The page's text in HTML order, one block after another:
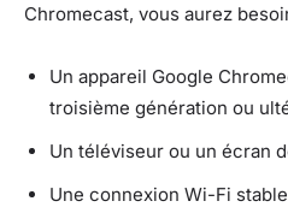
Chromecast, vous aurez
Un appareil Google
troisième génération ou
Un téléviseur ou un écran
Une connexion Wi-Fi stable